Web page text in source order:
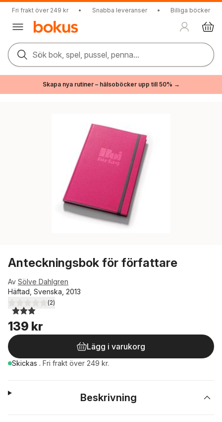
Fri frakt över 249 kr • Snabba leveranser • Billiga böcker
Sök bok, spel, pussel, penna...
Skapa nya rutiner – hälsoböcker upp till 50% →
Anteckningsbok för författare
Av Sölve Dahlgren
Häftad, Svenska, 2013
3,0utav 5 stjärnor. Totalt antal röster:
(2)
139 kr
Lägg i varukorg
Skickas . Fri frakt över 249 kr.
Beskrivning